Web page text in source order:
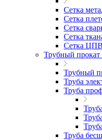
Сетка
Сетка
Сетка
Сетка
Сетка
Трубный прокат
Трубный
Труба
Труба
Труба